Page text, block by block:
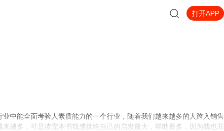
打开APP
中能全面考验人素质能力的一个行业，随着我们越来越多的人跨入销售
越多，可是读完本书我感觉给自己的启发最大，帮助最多，因为我也非